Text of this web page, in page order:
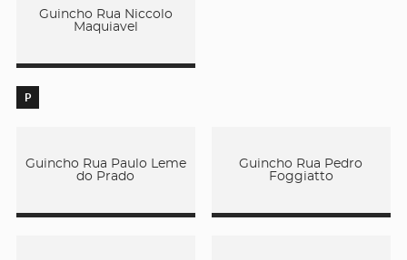
Guincho Rua Niccolo
Maquiavel
P
Guincho Rua Paulo Leme
do Prado
Guincho Rua Pedro
Foggiatto